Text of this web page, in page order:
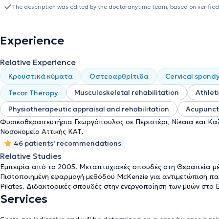
το πτυχίο του βοηθού Φυσικοθεραπευτή από το 2003 (Τρίτο
πρόγραμμα ειδίκευσης επιπέδου Master Of Science με τίτλο
Θεσσαλίας. Το 2014 ξεκίνησε Διδακτορική Διατριβή στο Εθνικό
την εισαγωγή στην Τριτοβάθμια εκπαίδευση και εισήχθη στο
Νοέμβριο του 2023 ολοκλήρωσε τη διδακτορική του διατριβή
Πανεπιστημίου Αθηνών. Έχει 18 δημοσιεύσεις σε περιοδικά και
σε περισσότερα από 27 συνέδρια και έχει αναλάβει
καθορίζει, εποπτεύει και συμμετέχει ενεργά στο πλάνο
συμβουλεύοντας τους φυσικοθεραπευτές της ομάδας ώστε να
εμπειρίας αλλά και των κατευθυντήριων οδηγιών με στόχο να
που αναζητά την βοήθειά μας με στόχο να αποκτήσει καλύτερη
The description was edited by the doctoranytime team, based on
Experience
Relative Experience
Κρουστικά κύματα Οστεοαρθρίτιδα Cervical
Tecar Therapy
Musculoskeletal rehabilitation
Physiotherapeutic appraisal and rehabilitation
Φυσικοθεραπευτήρια Γεωργόπουλος σε Περιστέρι, Νίκαια και
Νοσοκομείο Αττικής ΚΑΤ.
46 patients' recommendations
Relative Studies
Εμπειρία από το 2005. Μεταπτυχιακές σπουδές στη Θεραπεία
Πιστοποιημένη εφαρμογή μεθόδου McKenzie για αντιμετώπιση
Pilates. Διδακτορικές σπουδές στην ενεργοποίηση των μυών
Services